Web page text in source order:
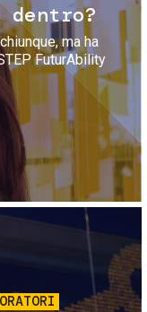
dentro?
ma ha
FuturAbility